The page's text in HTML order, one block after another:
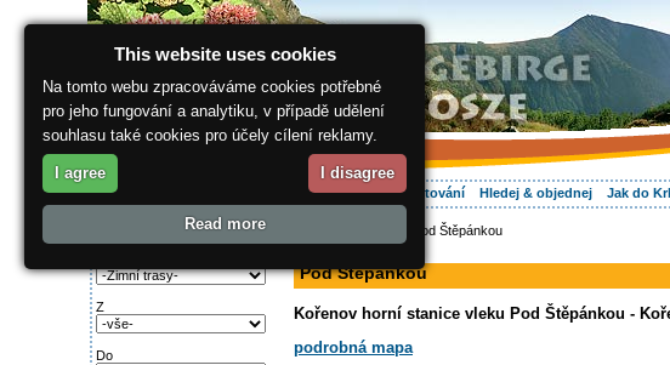
O regionu Vaše dovolená Ubytování Hledej & objednej Jak do
Najděte si:
Z
Do
> Pod Štěpánkou
Pod Štěpánkou
Kořenov horní stanice vleku Pod Štěpánkou -
podrobná mapa
This website uses cookies
Na tomto webu zpracováváme cookies potřebné
pro jeho fungování a analytiku, v případě udělení
souhlasu také cookies pro účely cílení reklamy.
I agree I disagree
Read more